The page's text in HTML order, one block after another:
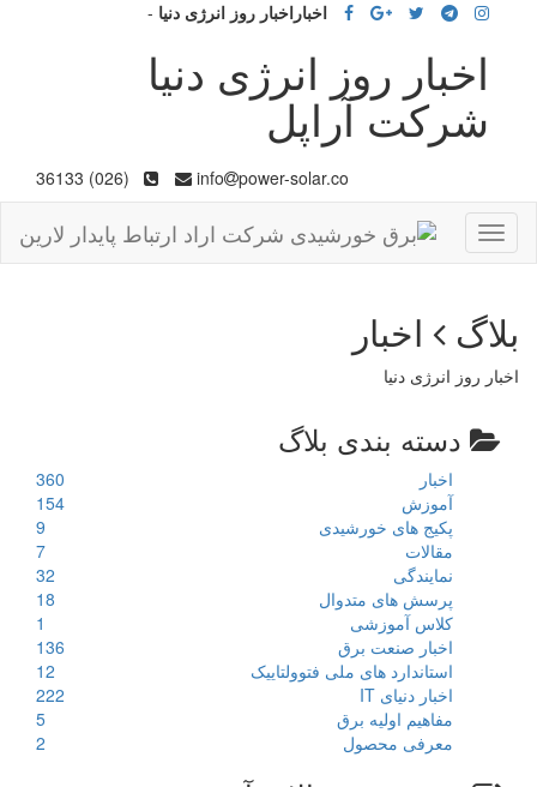
اخباراخبار روز انرژی دنیا -
اخبار روز انرژی دنیا
شرکت آراپل
info power-solar.co
(026) 36133
Toggle
navigation
بلاگ اخبار
اخبار روز انرژی دنیا
دسته بندی بلاگ
اخبار
360
آموزش
154
پکیج های خورشیدی
9
مقالات
7
نمایندگی
32
پرسش های متدوال
18
کلاس آموزشی
1
اخبار صنعت برق
136
استاندارد های ملی فتوولتاییک
12
اخبار دنیای IT
222
مفاهیم اولیه برق
5
معرفی محصول
2